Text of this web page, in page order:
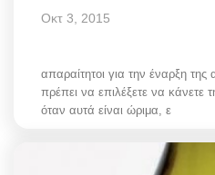
Οκτ 3, 2015
απαραίτητοι για την έναρξη
πρέπει να επιλέξετε να κάνετε
όταν αυτά είναι ώριμα, ε